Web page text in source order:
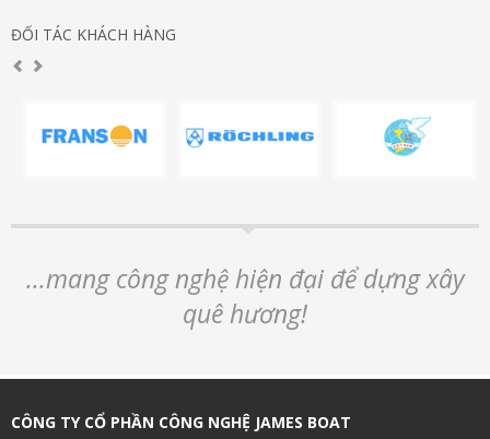
ĐỐI TÁC KHÁCH HÀNG
...mang công nghệ hiện đại để dựng xây
quê hương!
CÔNG TY CỔ PHẦN CÔNG NGHỆ JAMES BOAT